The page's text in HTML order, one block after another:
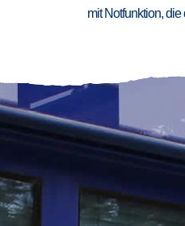
mit Notfunktion,